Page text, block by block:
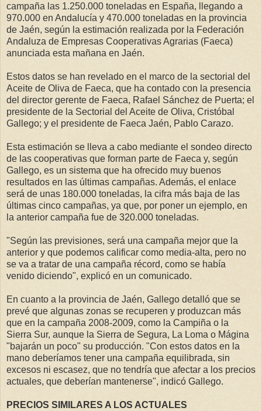
campaña las 1.250.000 toneladas en España, llegando a
970.000 en Andalucía y 470.000 toneladas en la provincia
de Jaén, según la estimación realizada por la Federación
Andaluza de Empresas Cooperativas Agrarias (Faeca)
anunciada esta mañana en Jaén.
Estos datos se han revelado en el marco de la sectorial del
Aceite de Oliva de Faeca, que ha contado con la presencia
del director gerente de Faeca, Rafael Sánchez de Puerta; el
presidente de la Sectorial del Aceite de Oliva, Cristóbal
Gallego; y el presidente de Faeca Jaén, Pablo Carazo.
Esta estimación se lleva a cabo mediante el sondeo directo
de las cooperativas que forman parte de Faeca y, según
Gallego, es un sistema que ha ofrecido muy buenos
resultados en las últimas campañas. Además, el enlace
será de unas 180.000 toneladas, la cifra más baja de las
últimas cinco campañas, ya que, por poner un ejemplo, en
la anterior campaña fue de 320.000 toneladas.
"Según las previsiones, será una campaña mejor que la
anterior y que podemos calificar como media-alta, pero no
se va a tratar de una campaña récord, como se había
venido diciendo", explicó en un comunicado.
En cuanto a la provincia de Jaén, Gallego detalló que se
prevé que algunas zonas se recuperen y produzcan más
que en la campaña 2008-2009, como la Campiña o la
Sierra Sur, aunque la Sierra de Segura, La Loma o Mágina
"bajarán un poco" su producción. "Con estos datos en la
mano deberíamos tener una campaña equilibrada, sin
excesos ni escasez, que no tendría que afectar a los precios
actuales, que deberían mantenerse", indicó Gallego.
PRECIOS SIMILARES A LOS ACTUALES